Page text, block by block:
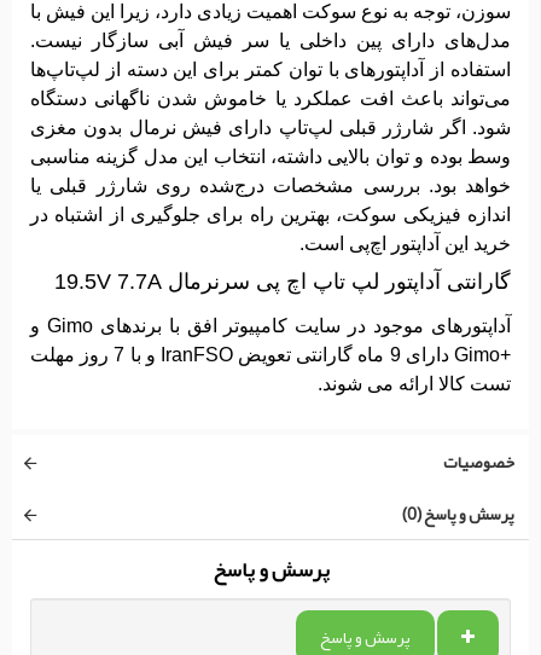
سوزن، توجه به نوع سوکت اهمیت زیادی دارد، زیرا این فیش با
مدل‌های دارای پین داخلی یا سر فیش آبی سازگار نیست.
استفاده از آداپتورهای با توان کمتر برای این دسته از لپ‌تاپ‌ها
می‌تواند باعث افت عملکرد یا خاموش شدن ناگهانی دستگاه
شود. اگر شارژر قبلی لپ‌تاپ دارای فیش نرمال بدون مغزی
وسط بوده و توان بالایی داشته، انتخاب این مدل گزینه مناسبی
خواهد بود. بررسی مشخصات درج‌شده روی شارژر قبلی یا
اندازه فیزیکی سوکت، بهترین راه برای جلوگیری از اشتباه در
خرید این آداپتور اچ‌پی است.
گارانتی آداپتور لپ تاپ اچ پی سرنرمال 19.5V 7.7A
آداپتورهای موجود در سایت کامپیوتر افق با برندهای Gimo و
+Gimo دارای 9 ماه گارانتی تعویض IranFSO و با 7 روز مهلت
تست کالا ارائه می شوند.
خصوصیات
پرسش و پاسخ (0)
پرسش و پاسخ
پرسش و پاسخ